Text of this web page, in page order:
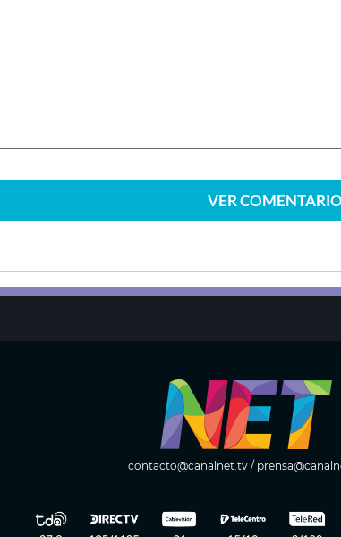
VER
contacto@canalnet.tv/